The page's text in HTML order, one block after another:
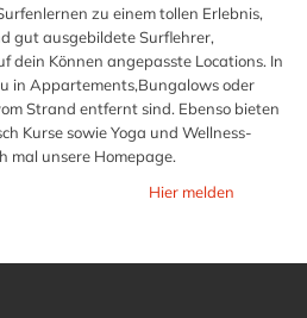
zu einem tollen Erlebnis,
gut ausgebildete Surflehrer,
dein Können angepasste Locations. In
in Appartements,Bungalows oder
Strand entfernt sind. Ebenso bieten
Kurse sowie Yoga und Wellness-
mal unsere Homepage.
Hier melden